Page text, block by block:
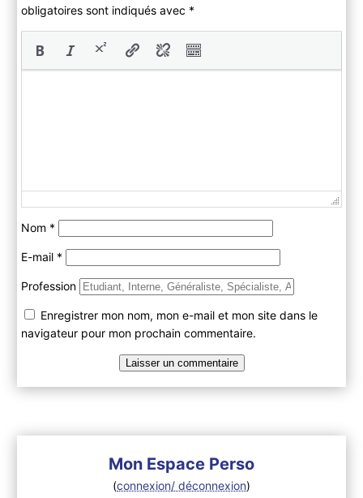
obligatoires sont indiqués avec *
Nom *
E-mail *
Profession
Enregistrer mon nom, mon e-mail et mon site dans le
navigateur pour mon prochain commentaire.
Mon Espace Perso
(connexion/ déconnexion)